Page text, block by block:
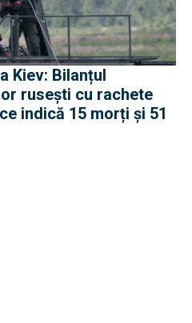
Kiev: Bilanțul
rusești cu rachete
indică 15 morți și 51